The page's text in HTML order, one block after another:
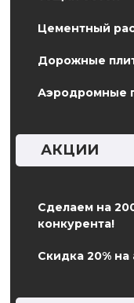
Цементный
Дорожные
Аэродромные
АКЦИИ
Сделаем на
конкурента!
Скидка 20%